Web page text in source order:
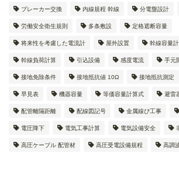
ブレーカー交換 内線規程 幹線 分電盤設計
労働安全衛生規則 多条敷設 定格遮断容量
将来性を考慮した電流計 屋外設置 幹線容量
幹線負荷計算 引込設備 感度電流 手元
接地免除条件 接地抵抗値 10Ω 接地抵抗測定
早見表 機器容量 等価容量計算式 避雷
配管離隔距離 配線図記号 金属線ぴ工事
電圧降下 電気工事計算 電気設備安全
高圧ケーブル 配管材 高圧受電設備規程 高調